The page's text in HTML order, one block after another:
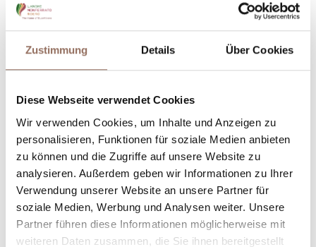
Zustimmung Details Über Cookies
Diese Webseite verwendet Cookies
Wir verwenden Cookies, um Inhalte und Anzeigen zu
personalisieren, Funktionen für soziale Medien anbieten
zu können und die Zugriffe auf unsere Website zu
analysieren. Außerdem geben wir Informationen zu Ihrer
Verwendung unserer Website an unsere Partner für
soziale Medien, Werbung und Analysen weiter. Unsere
Partner führen diese Informationen möglicherweise mit
weiteren Daten zusammen, die Sie ihnen bereitgestellt
Rooms number:
Anzahl Badezimmer:48
Beds number:
Dein Urlaub
Plane, wo du übernachtest und isst, was du in jedem
Winkel des Langhe Monferrato Roero unternehmen
willst, mit einem Blick aufs Wetter in Echtzeit.